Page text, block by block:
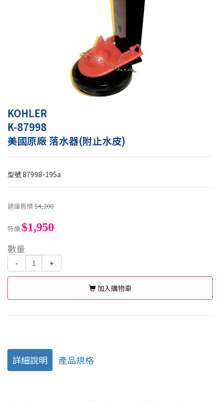
KOHLER
K-87998
美國原廠 落水器(附止水皮)
型號87998-195a
建議售價$4,200
特價$1,950
數量
- +
加入購物車
詳細說明 產品規格